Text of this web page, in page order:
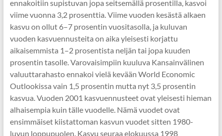
ennakoitiin supistuvan jopa seitsemällä prosentilla, kasvoi
viime vuonna 3,2 prosenttia. Viime vuoden kesästä alkaen
kasvu on ollut 6–7 prosentin vuositasolla, ja kuluvan
vuoden kasvuennusteita on aika yleisesti korjattu
aikaisemmista 1–2 prosentista neljän tai jopa kuuden
prosentin tasolle. Varovaisimpiin kuuluva Kansainvälinen
valuuttarahasto ennakoi vielä kevään World Economic
Outlookissa vain 1,5 prosentin mutta nyt 3,5 prosentin
kasvua. Vuoden 2001 kasvuennusteet ovat yleisesti hieman
alhaisempia kuin tälle vuodelle. Nämä vuodet ovat
ensimmäiset kiistattoman kasvun vuodet sitten 1980-
luvun loppupuolen. Kasvu seuraa elokuussa 1998